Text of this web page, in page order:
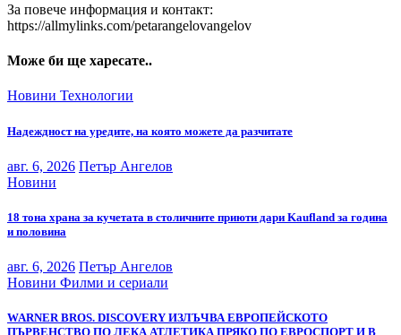
За повече информация и контакт:
https://allmylinks.com/petarangelovangelov
Може би ще харесате..
Новини Технологии
Надеждност на уредите, на която можете да разчитате
авг. 6, 2026 Петър Ангелов
Новини
18 тона храна за кучетата в столичните приюти дари Kaufland за година
и половина
авг. 6, 2026 Петър Ангелов
Новини Филми и сериали
WARNER BROS. DISCOVERY ИЗЛЪЧВА ЕВРОПЕЙСКОТО
ПЪРВЕНСТВО ПО ЛЕКА АТЛЕТИКА ПРЯКО ПО ЕВРОСПОРТ И В